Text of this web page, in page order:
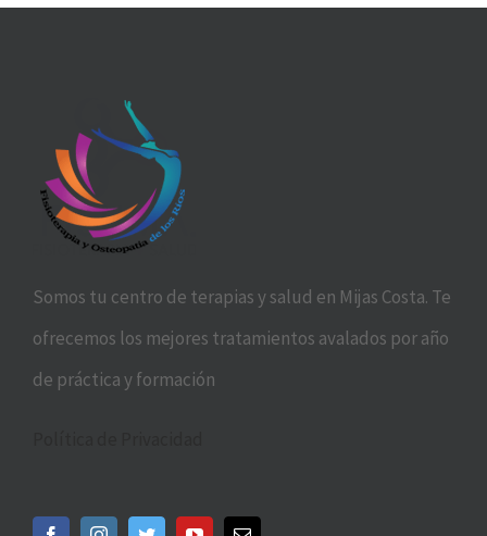
Somos tu centro de terapias y salud en Mijas Costa. Te
ofrecemos los mejores tratamientos avalados por año
de práctica y formación